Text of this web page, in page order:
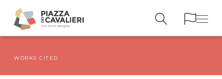
WORKS CITED